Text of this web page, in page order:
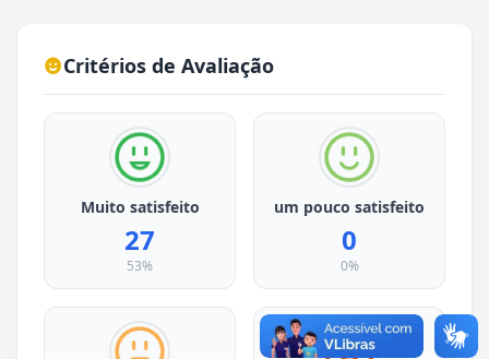
Critérios de Avaliação
Muito satisfeito
27
53%
um pouco satisfeito
0
0%